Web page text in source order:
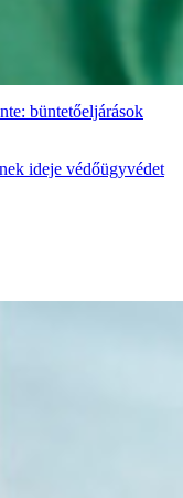
büntetőeljárások
ideje védőügyvédet